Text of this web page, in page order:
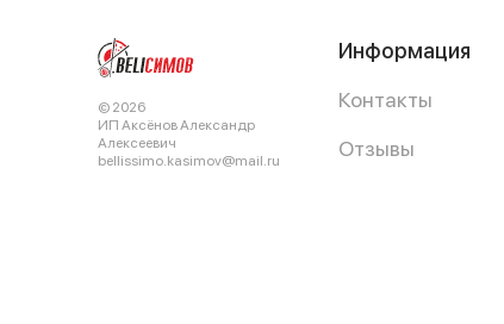
© 2026
ИП Аксёнов Александр
Алексеевич
bellissimo.kasimov@mail.ru
Информация
Контакты
Отзывы